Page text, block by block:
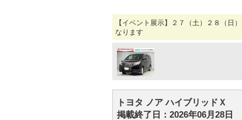
【イベント展示】２７（土）２８（日
なります
トヨタ ノア ハイブリッドＸ
掲載終了日：2026年06月28日